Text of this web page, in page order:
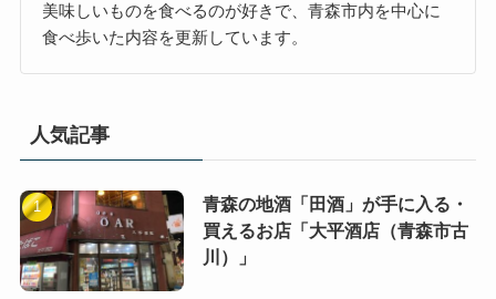
美味しいものを食べるのが好きで、青森市内を中心に
食べ歩いた内容を更新しています。
人気記事
青森の地酒「田酒」が手に入る・
買えるお店「大平酒店（青森市古
川）」